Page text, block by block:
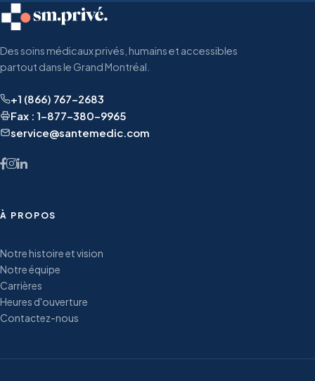
Des soins médicaux privés, humains et accessibles
partout dans le Grand Montréal.
+1 (866) 767-2683
Fax : 1-877-380-9965
service@santemedic.com
À PROPOS
Notre histoire et vision
Notre équipe
Carrières
Heures d'ouverture
Contactez-nous